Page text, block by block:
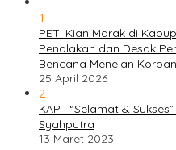
1
PETI Kian Marak di
Penolakan dan Desak
Bencana Menelan
25 April 2026
2
KAP : “Selamat &
Syahputra
13 Maret 2023